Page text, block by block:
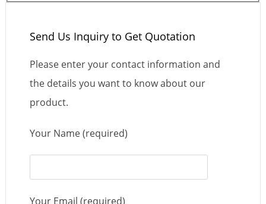
Send Us Inquiry to Get Quotation
Please enter your contact information and
the details you want to know about our
product.
Your Name (required)
Your Email (required)